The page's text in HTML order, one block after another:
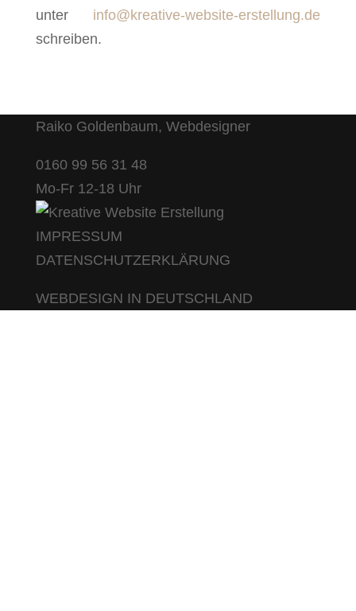
unter info@kreative-website-erstellung.de
schreiben.
Raiko Goldenbaum, Webdesigner
0160 99 56 31 48
Mo-Fr 12-18 Uhr
IMPRESSUM
DATENSCHUTZERKLÄRUNG
WEBDESIGN IN DEUTSCHLAND